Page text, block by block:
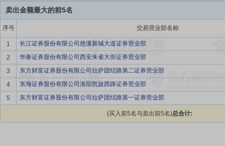
卖出金额最大的前5名
序号 交易营业部名称
1
长江证券股份有限公司慈溪新城大道证券营业部
2
华泰证券股份有限公司西安朱雀大街证券营业部
3
东方财富证券股份有限公司拉萨团结路第二证券营业部
4
东海证券股份有限公司洛阳凯旋西路证券营业部
5
东方财富证券股份有限公司拉萨团结路第一证券营业部
(买入前5名与卖出前5名)总合计: